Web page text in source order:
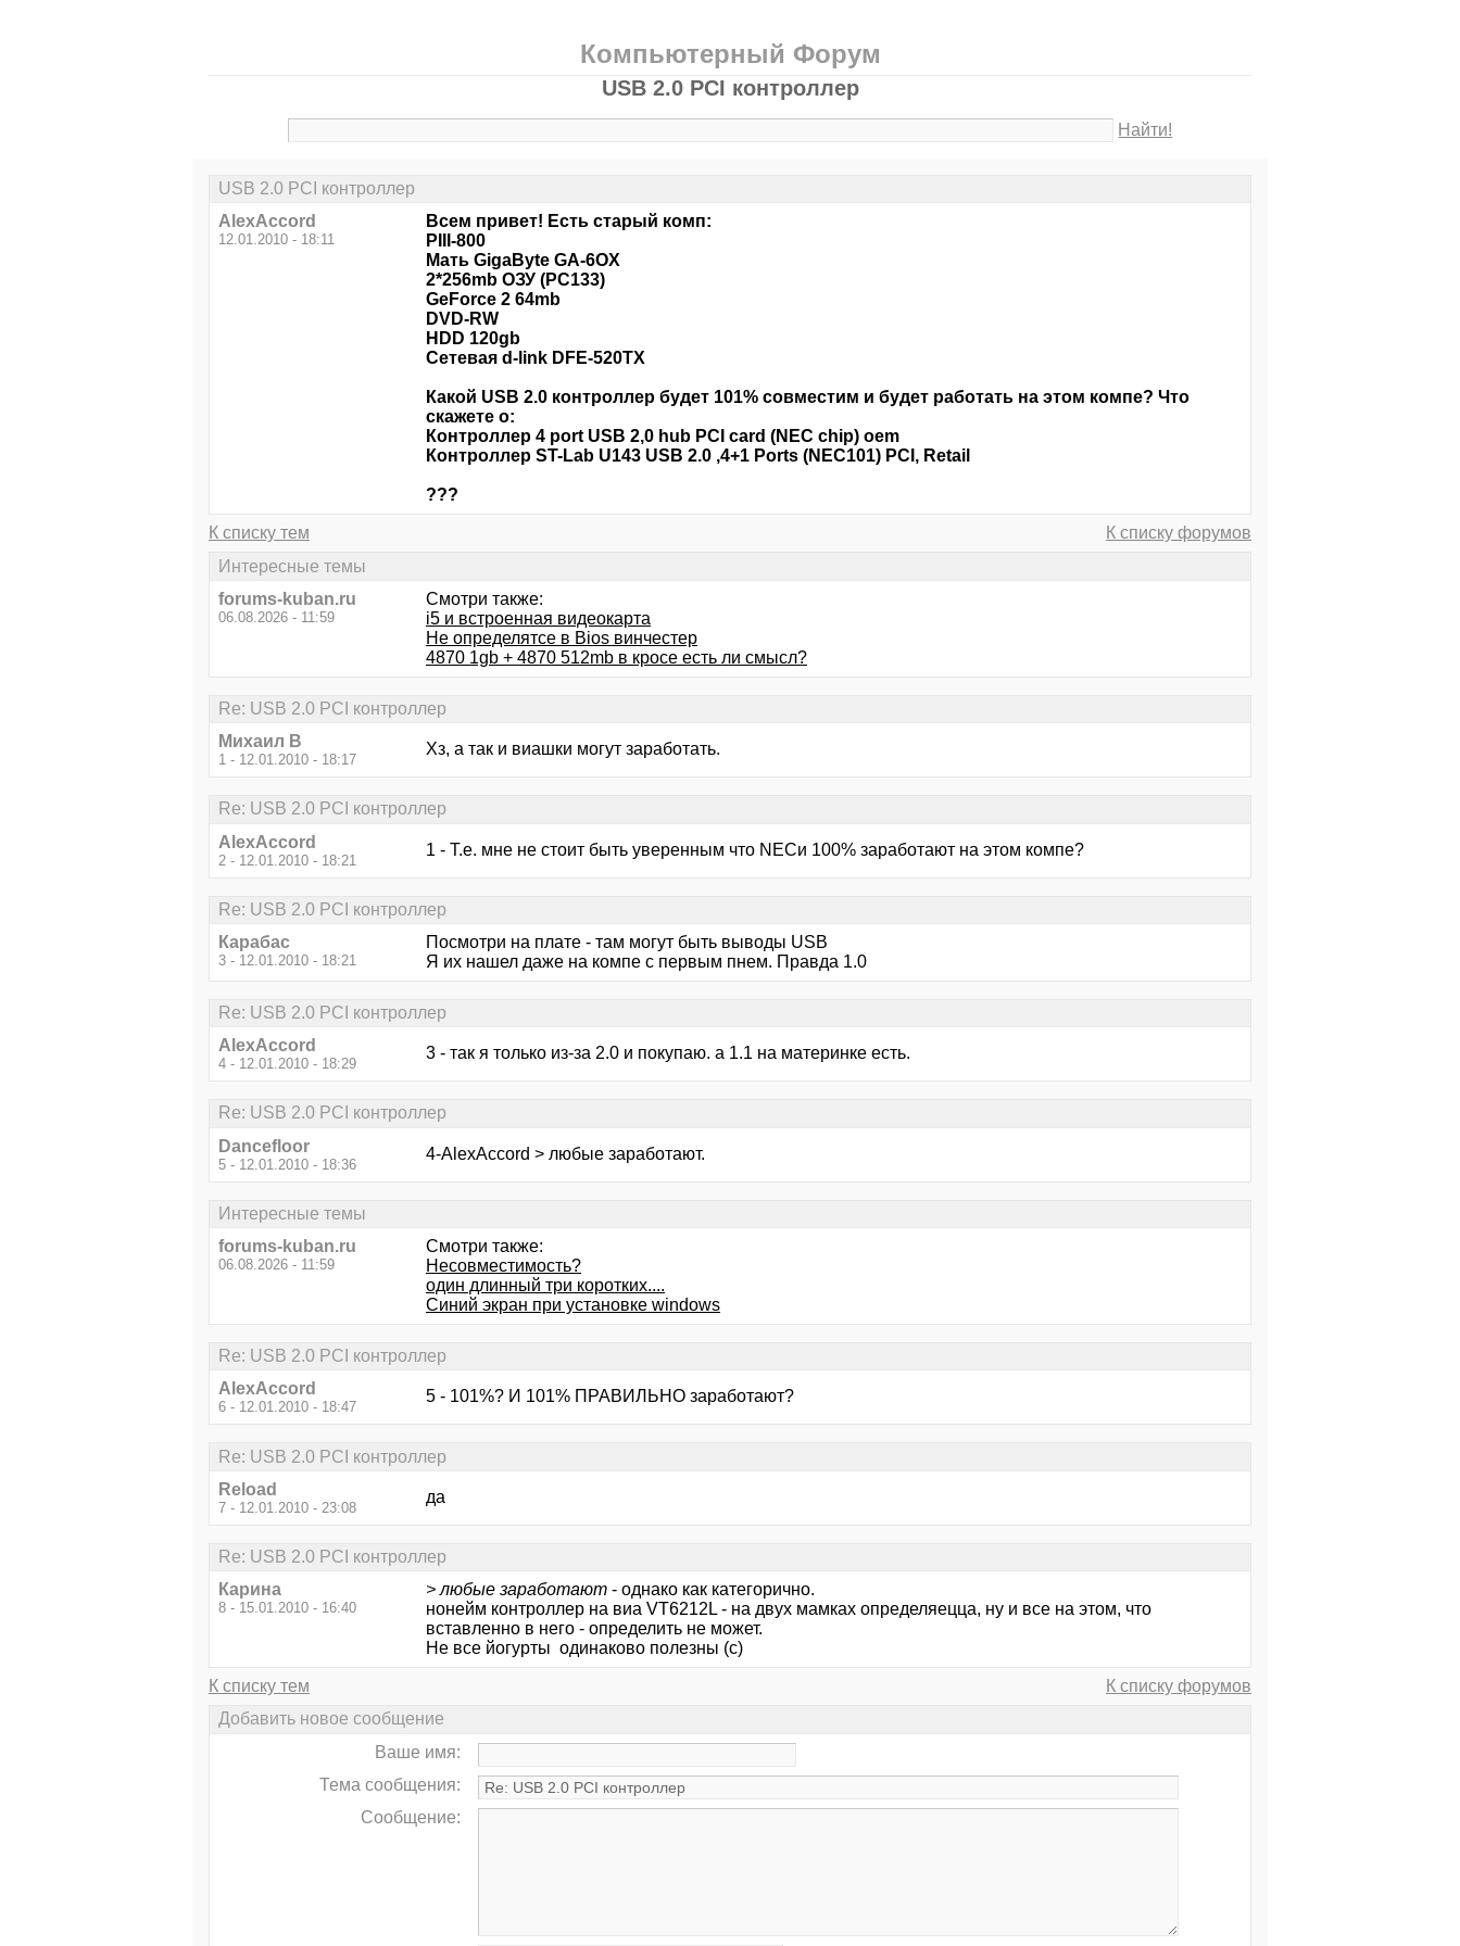
Компьютерный Форум
USB 2.0 PCI контроллер
Найти!
USB 2.0 PCI контроллер
AlexAccord
12.01.2010 - 18:11
Всем привет! Есть старый комп:
PIII-800
Мать GigaByte GA-6OX
2*256mb ОЗУ (PC133)
GeForce 2 64mb
DVD-RW
HDD 120gb
Сетевая d-link DFE-520TX
Какой USB 2.0 контроллер будет 101% совместим и будет работать на этом компе? Что
скажете о:
Контроллер 4 port USB 2,0 hub PCI card (NEC chip) oem
Контроллер ST-Lab U143 USB 2.0 ,4+1 Ports (NEC101) PCI, Retail
???
К списку тем
К списку форумов
Интересные темы
forums-kuban.ru
06.08.2026 - 11:59
Смотри также:
i5 и встроенная видеокарта
Не определятсе в Bios винчестер
4870 1gb + 4870 512mb в кросе есть ли смысл?
Re: USB 2.0 PCI контроллер
Михаил В
1 - 12.01.2010 - 18:17
Хз, а так и виашки могут заработать.
Re: USB 2.0 PCI контроллер
AlexAccord
2 - 12.01.2010 - 18:21
1 - Т.е. мне не стоит быть уверенным что NECи 100% заработают на этом компе?
Re: USB 2.0 PCI контроллер
Карабас
3 - 12.01.2010 - 18:21
Посмотри на плате - там могут быть выводы USB
Я их нашел даже на компе с первым пнем. Правда 1.0
Re: USB 2.0 PCI контроллер
AlexAccord
4 - 12.01.2010 - 18:29
3 - так я только из-за 2.0 и покупаю. а 1.1 на материнке есть.
Re: USB 2.0 PCI контроллер
Dancefloor
5 - 12.01.2010 - 18:36
4-AlexAccord > любые заработают.
Интересные темы
forums-kuban.ru
06.08.2026 - 11:59
Смотри также:
Несовместимость?
один длинный три коротких....
Синий экран при установке windows
Re: USB 2.0 PCI контроллер
AlexAccord
6 - 12.01.2010 - 18:47
5 - 101%? И 101% ПРАВИЛЬНО заработают?
Re: USB 2.0 PCI контроллер
Reload
7 - 12.01.2010 - 23:08
да
Re: USB 2.0 PCI контроллер
Карина
8 - 15.01.2010 - 16:40
> любые заработают - однако как категорично.
нонейм контроллер на виа VT6212L - на двух мамках определяецца, ну и все на этом, что
вставленно в него - определить не может.
Не все йогурты одинаково полезны (с)
К списку тем
К списку форумов
Добавить новое сообщение
Ваше имя:
Тема сообщения:
Сообщение: